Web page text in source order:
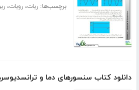
برچسب‌ها:ربات،روبات،
دانلود کتاب سنسورهای دما و